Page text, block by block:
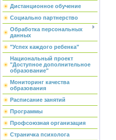
Дистанционное обучение
Социально партнерство
Обработка персональных
данных
"Успех каждого ребенка"
Национальный проект
"Доступное дополнительное
образование"
Мониторинг качества
образования
Расписание занятий
Программы
Профсоюзная организация
Страничка психолога